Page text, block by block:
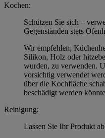
Kochen:
Schützen Sie sich –
Gegenständen stets
Wir empfehlen,
Silikon, Holz oder
wurden, zu verwenden.
vorsichtig verwendet
über die Kochfläche
beschädigt werden
Reinigung:
Lassen Sie Ihr Produkt